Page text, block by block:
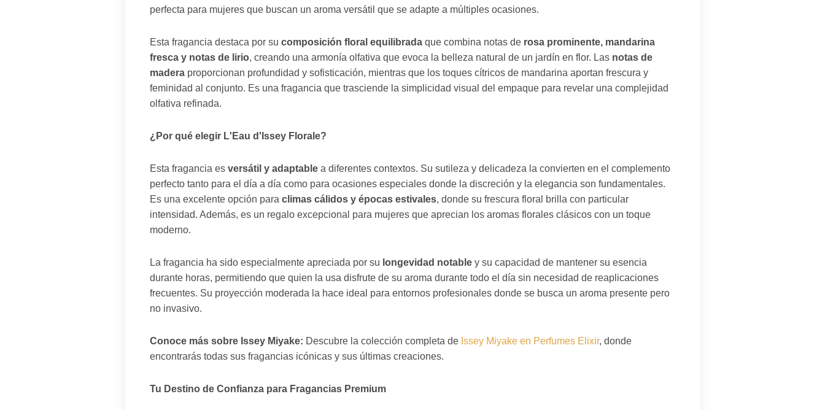
perfecta para mujeres que buscan un aroma versátil que se adapte a múltiples ocasiones.
Esta fragancia destaca por su composición floral equilibrada que combina notas de rosa prominente, mandarina
fresca y notas de lirio, creando una armonía olfativa que evoca la belleza natural de un jardín en flor. Las notas de
madera proporcionan profundidad y sofisticación, mientras que los toques cítricos de mandarina aportan frescura y
feminidad al conjunto. Es una fragancia que trasciende la simplicidad visual del empaque para revelar una complejidad
olfativa refinada.
¿Por qué elegir L'Eau d'Issey Florale?
Esta fragancia es versátil y adaptable a diferentes contextos. Su sutileza y delicadeza la convierten en el complemento
perfecto tanto para el día a día como para ocasiones especiales donde la discreción y la elegancia son fundamentales.
Es una excelente opción para climas cálidos y épocas estivales, donde su frescura floral brilla con particular
intensidad. Además, es un regalo excepcional para mujeres que aprecian los aromas florales clásicos con un toque
moderno.
La fragancia ha sido especialmente apreciada por su longevidad notable y su capacidad de mantener su esencia
durante horas, permitiendo que quien la usa disfrute de su aroma durante todo el día sin necesidad de reaplicaciones
frecuentes. Su proyección moderada la hace ideal para entornos profesionales donde se busca un aroma presente pero
no invasivo.
Conoce más sobre Issey Miyake: Descubre la colección completa de Issey Miyake en Perfumes Elixir, donde
encontrarás todas sus fragancias icónicas y sus últimas creaciones.
Tu Destino de Confianza para Fragancias Premium